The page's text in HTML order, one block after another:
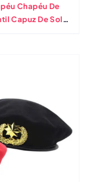
Chapéu De
Capuz De Sol